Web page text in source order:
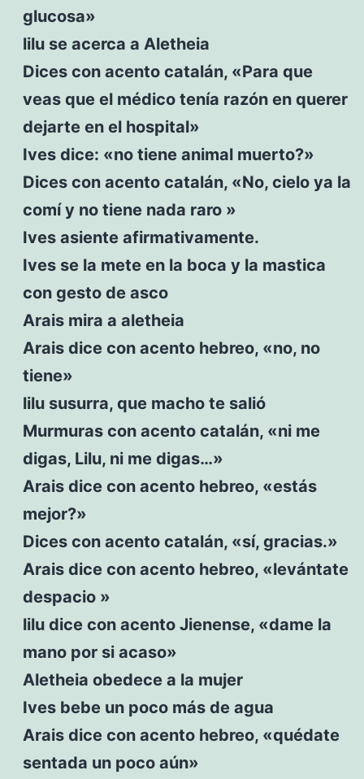
glucosa»
lilu se acerca a Aletheia
Dices con acento catalán, «Para que
veas que el médico tenía razón en querer
dejarte en el hospital»
Ives dice: «no tiene animal muerto?»
Dices con acento catalán, «No, cielo ya la
comí y no tiene nada raro »
Ives asiente afirmativamente.
Ives se la mete en la boca y la mastica
con gesto de asco
Arais mira a aletheia
Arais dice con acento hebreo, «no, no
tiene»
lilu susurra, que macho te salió
Murmuras con acento catalán, «ni me
digas, Lilu, ni me digas…»
Arais dice con acento hebreo, «estás
mejor?»
Dices con acento catalán, «sí, gracias.»
Arais dice con acento hebreo, «levántate
despacio »
lilu dice con acento Jienense, «dame la
mano por si acaso»
Aletheia obedece a la mujer
Ives bebe un poco más de agua
Arais dice con acento hebreo, «quédate
sentada un poco aún»